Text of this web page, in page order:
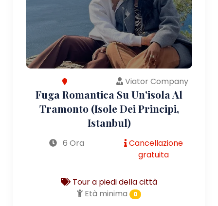
Viator Company
Fuga Romantica Su Un'isola Al
Tramonto (Isole Dei Principi,
Istanbul)
6 Ora
Cancellazione
gratuita
Tour a piedi della città
Età minima
0